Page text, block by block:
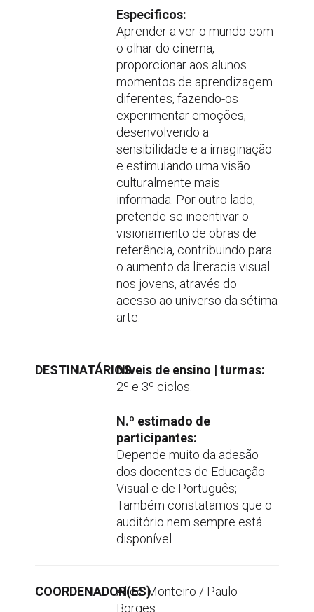
Especificos:
Aprender a ver o mundo com
o olhar do cinema,
proporcionar aos alunos
momentos de aprendizagem
diferentes, fazendo-os
experimentar emoções,
desenvolvendo a
sensibilidade e a imaginação
e estimulando uma visão
culturalmente mais
informada. Por outro lado,
pretende-se incentivar o
visionamento de obras de
referência, contribuindo para
o aumento da literacia visual
nos jovens, através do
acesso ao universo da sétima
arte.
DESTINATÁRIOSNíveis de ensino | turmas:
2º e 3º ciclos.
N.º estimado de
participantes:
Depende muito da adesão
dos docentes de Educação
Visual e de Português;
Também constatamos que o
auditório nem sempre está
disponível.
COORDENADOR(ES)Alice Monteiro / Paulo
Borges